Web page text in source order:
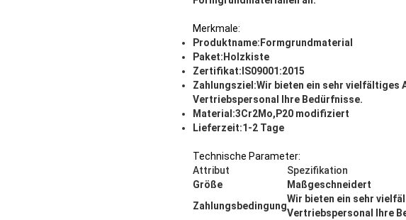
Merkmale:
Produktname: Formgrundmaterial
Paket: Holzkiste
Zertifikat: IS09001:2015
Zahlungsziel:Wir bieten ein sehr vielfältiges
Vertriebspersonal Ihre Bedürfnisse.
Material:3Cr2Mo,P20 modifiziert
Lieferzeit:1-2 Tage
Technische Parameter:
Attribut
Spezifikation
Größe
Maßgeschneidert
Zahlungsbedingung
Wir bieten ein sehr
Vertriebspersonal Ihre